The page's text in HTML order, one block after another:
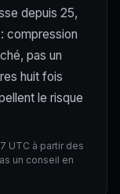
depuis 25,
compression
pas un
huit fois
le risque
UTC à partir des
un conseil en